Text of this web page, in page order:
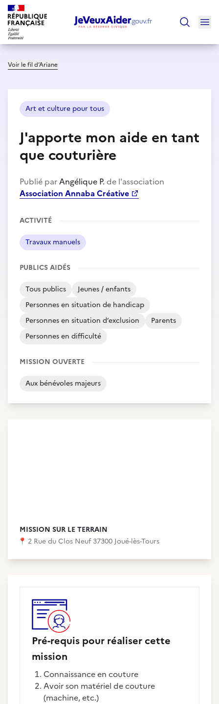
Voir le fil d’Ariane
Art et culture pour tous
J'apporte mon aide en tant
que couturière
Publié parAngélique P. de l'association
Association Annaba Créative
ACTIVITÉ
Travaux manuels
PUBLICS AIDÉS
Tous publics
Jeunes / enfants
Personnes en situation de handicap
Personnes en situation d’exclusion
Parents
Personnes en difficulté
MISSION OUVERTE
Aux bénévoles majeurs
MISSION SUR LE TERRAIN
📍 2 Rue du Clos Neuf 37300 Joué-lès-Tours
Pré-requis pour réaliser cette
mission
Connaissance en couture
Avoir son matériel de couture
(machine, etc.)